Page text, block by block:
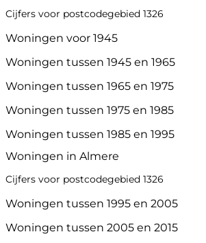
Cijfers voor postcodegebied 1326
Woningen voor 1945
Woningen tussen 1945 en 1965
Woningen tussen 1965 en 1975
Woningen tussen 1975 en 1985
Woningen tussen 1985 en 1995
Woningen in Almere
Cijfers voor postcodegebied 1326
Woningen tussen 1995 en 2005
Woningen tussen 2005 en 2015